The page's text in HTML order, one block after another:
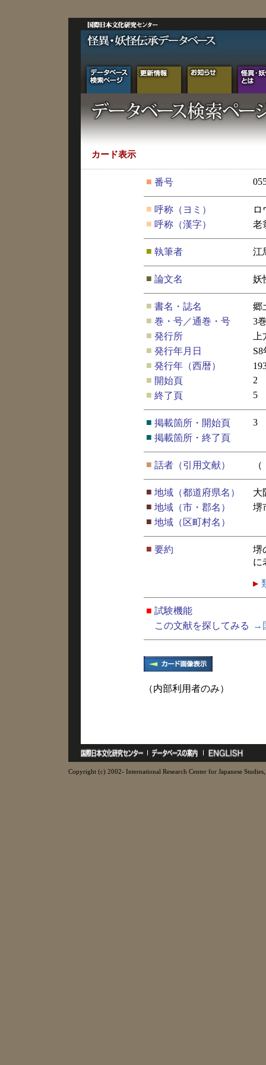
カード表示
■ 番号
■ 呼称（ヨミ）
ロ
■ 呼称（漢字） 老
■ 執筆者 江
■ 論文名 妖
■ 書名・誌名
郷
■ 巻・号／通巻・号
3
■ 発行所
■ 発行年月日
S8
■ 発行年（西暦）
■ 開始頁
2
■ 終了頁 5
■ 掲載箇所・開始頁
3
■ 掲載箇所・終了頁
■ 話者（引用文献）
■ 地域（都道府県名）
大
■ 地域（市・郡名）
堺
■ 地域（区町村名）
■ 要約
堺
に
■ 試験機能
この文献を探してみる
→
（内部利用者のみ）
Copyright (c) 2002- International Research Center for Japanese